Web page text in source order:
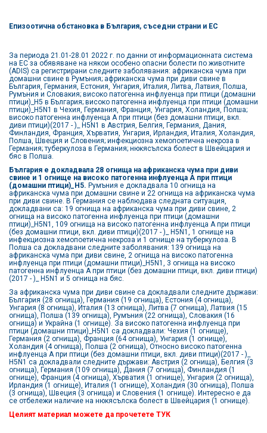
Епизоотична обстановка в България, съседни страни и ЕС
За периода 21.01-28.01 2022 г. по данни от информационната система
на ЕС за обявяване на някои особено опасни болести по животните
(ADIS) са регистрирани следните заболявания: африканска чума при
домашни свине в Румъния; африканска чума при диви свине в
България, Германия, Естония, Унгария, Италия, Литва, Латвия, Полша,
Румъния и Словакия; високо патогенна инфлуенца при птици (домашни
птици)_Н5 в България; високо патогенна инфлуенца при птици (домашни
птици)_H5N1 в Чехия, Германия, Франция, Унгария, Холандия, Полша;
високо патогенна инфлуенца А при птици (без домашни птици, вкл.
диви птици)(2017 - )_ H5N1 в Австрия, Белгия, Германия, Дания,
Финландия, Франция, Хърватия, Унгария, Ирландия, Италия, Холандия,
Полша, Швеция и Словения; инфекциозна хемопоетична некроза в
Германия; туберкулоза в Германия; нюкясълска болест в Швейцария и
бяс в Полша.
България е докладвала 28 огнища на африканска чума при диви
свине и 1 огнище на високо патогенна инфлуенца А при птици
(домашни птици)_Н5. Румъния е докладвала 10 огнища на
африканска чума при домашни свине и 22 огнища на африканска чума
при диви свине. В Германия се наблюдава следната ситуация,
докладвани са: 19 огнища на африканска чума при диви свине, 2
огнища на високо патогенна инфлуенца при птици (домашни
птици)_H5N1, 109 огнища на високо патогенна инфлуенца А при птици
(без домашни птици, вкл. диви птици)(2017 - )_ H5N1, 1 огнище на
инфекциозна хемопоетична некроза и 1 огнище на туберкулоза. В
Полша са докладвани следните заболявания: 139 огнища на
африканска чума при диви свине, 2 огнища на високо патогенна
инфлуенца при птици (домашни птици)_H5N1, 3 огнища на високо
патогенна инфлуенца А при птици (без домашни птици, вкл. диви птици)
(2017 - )_ H5N1 и 5 огнища на бяс.
За африканска чума при диви свине са докладвали следните държави:
България (28 огнища), Германия (19 огнища), Естония (4 огнища),
Унгария (8 огнища), Италия (13 огнища), Литва (7 огнища), Латвия (15
огнища), Полша (139 огнища), Румъния (22 огнища), Словакия (16
огнища) и Украйна (1 огнище). За високо патогенна инфлуенца при
птици (домашни птици)_H5N1 са докладвали: Чехия (1 огнище),
Германия (2 огнища), Франция (64 огнища), Унгария (1 огнище),
Холандия (4 огнища), Полша (2 огнища), Относно високо патогенна
инфлуенца А при птици (без домашни птици, вкл. диви птици)(2017 - )_
H5N1 са докладвали следните държави: Австрия (2 огнища), Белгия (3
огнища), Германия (109 огнища), Дания (7 огнища), Финландия (1
огнище), Франция (4 огнища), Хърватия (1 огнище), Унгария (2 огнища),
Ирландия (1 огнище), Италия (1 огнище), Холандия (30 огнища), Полша
(3 огнища), Швеция (3 огнища) и Словения (1 огнище). Интересно е да
се отбележи наличие на нюкясълска болест в Швейцария (1 огнище).
Целият материал можете да прочетете ТУК